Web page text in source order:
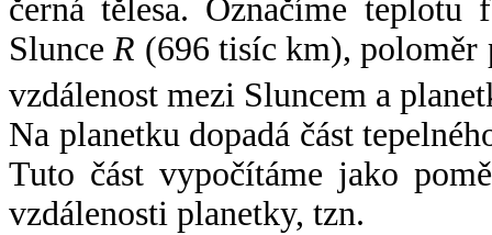
černá tělesa. Označíme
SlunceR (696 tisíc km),
vzdálenost mezi Sluncem a
Na planetku dopadá část
Tuto část vypočítáme jako
vzdálenosti planetky, tzn.